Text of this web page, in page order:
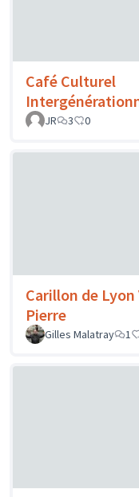
Café Culturel
JR
3 0
Carillon de Lyon
Pierre
Gilles Malatray
1